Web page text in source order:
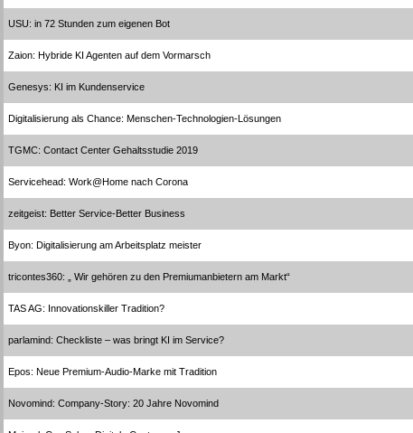
USU: in 72 Stunden zum eigenen Bot
Zaion: Hybride KI Agenten auf dem Vormarsch
Genesys: KI im Kundenservice
Digitalisierung als Chance: Menschen-Technologien-Lösungen
TGMC: Contact Center Gehaltsstudie 2019
Servicehead: Work@Home nach Corona
zeitgeist: Better Service-Better Business
Byon: Digitalisierung am Arbeitsplatz meister
tricontes360: „ Wir gehören zu den Premiumanbietern am Markt“
TAS AG: Innovationskiller Tradition?
parlamind: Checkliste – was bringt KI im Service?
Epos: Neue Premium-Audio-Marke mit Tradition
Novomind: Company-Story: 20 Jahre Novomind